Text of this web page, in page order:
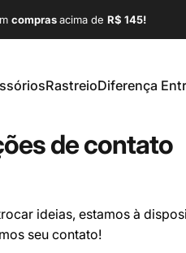
comprasacima de R$ 145!
RastreioDiferença
de contato
ideias, estamos à
seu contato!